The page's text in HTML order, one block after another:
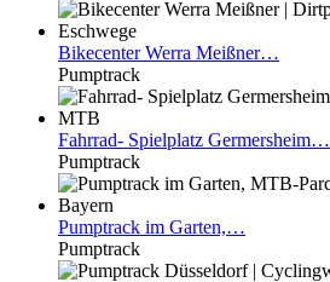
BikecenterWerra Meißner…
Pumptrack
Fahrrad- Spielplatz Germersheim…
Pumptrack
Pumptrack im Garten,…
Pumptrack